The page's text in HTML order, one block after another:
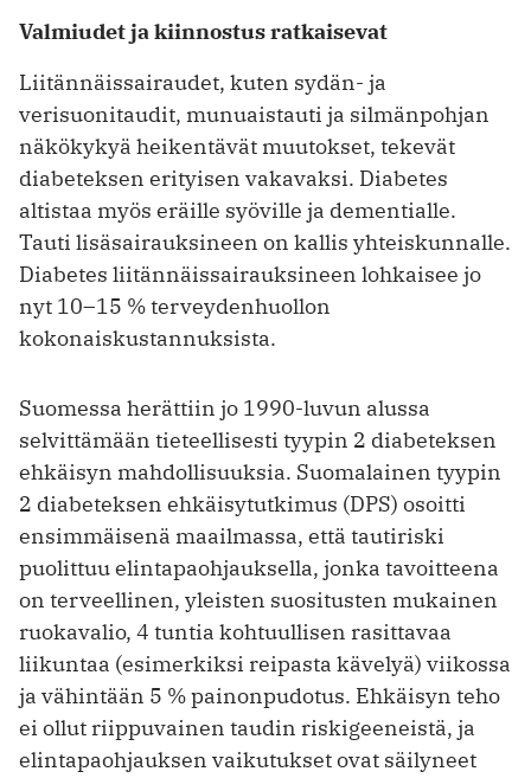
Valmiudet ja kiinnostus ratkaisevat
Liitännäissairaudet, kuten sydän- ja
verisuonitaudit, munuaistauti ja silmänpohjan
näkö­kykyä heikentävät muutokset, tekevät
diabeteksen erityisen vakavaksi. Diabetes
altistaa myös eräille syöville ja dementialle.
Tauti lisäsairauksineen on kallis yhteiskunnalle.
Diabetes liitännäissairauksineen lohkaisee jo
nyt 10–15 % terveydenhuollon
kokonaiskustannuksista.
Suomessa herättiin jo 1990-luvun alussa
selvittämään tieteellisesti tyypin 2 diabeteksen
ehkäisyn mahdollisuuksia. Suomalainen tyypin
2 diabeteksen ehkäisytutkimus (DPS) osoitti
ensimmäisenä maailmassa, että tautiriski
puolittuu elintapaohjauksella, jonka tavoitteena
on terveellinen, yleisten suositusten mukainen
ruokavalio, 4 tuntia kohtuullisen rasittavaa
liikuntaa (esimerkiksi reipasta kävelyä) viikossa
ja vähintään 5 % painonpudotus. Ehkäisyn teho
ei ollut riippuvainen taudin riskigeeneistä, ja
elintapaohjauksen vaikutukset ovat säilyneet